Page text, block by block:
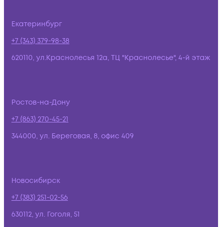
Екатеринбург
+7 (343) 379-98-38
620110, ул.Краснолесья 12а, ТЦ "Краснолесье", 4-й этаж
Ростов-на-Дону
+7 (863) 270-45-21
344000, ул. Береговая, 8, офис 409
Новосибирск
+7 (383) 251-02-56
630112, ул. Гоголя, 51